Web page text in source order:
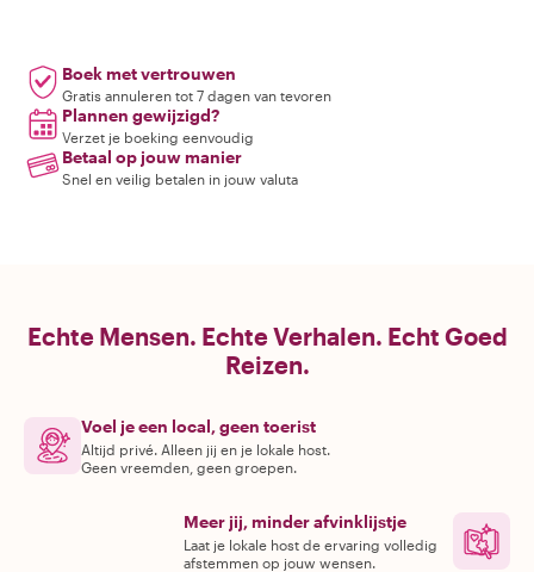
Boek met vertrouwen
Gratis annuleren tot 7 dagen van tevoren
Plannen gewijzigd?
Verzet je boeking eenvoudig
Betaal op jouw manier
Snel en veilig betalen in jouw valuta
Echte Mensen. Echte Verhalen. Echt Goed
Reizen.
Voel je een local, geen toerist
Altijd privé. Alleen jij en je lokale host.
Geen vreemden, geen groepen.
Meer jij, minder afvinklijstje
Laat je lokale host de ervaring volledig
afstemmen op jouw wensen.